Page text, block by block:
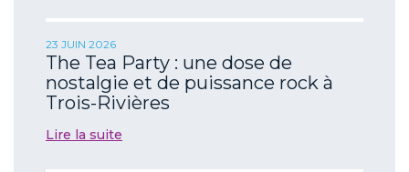
23 JUIN 2026
The Tea Party : une dose de
nostalgie et de puissance rock à
Trois-Rivières
Lire la suite